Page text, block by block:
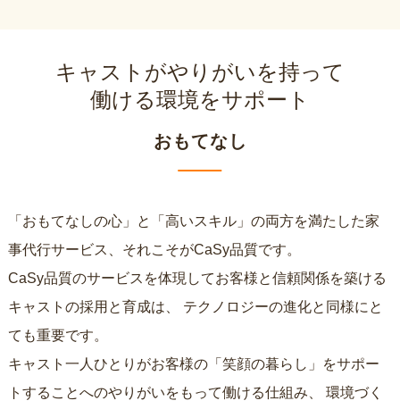
キャストがやりがいを持って
働ける環境をサポート
おもてなし
「おもてなしの心」と「高いスキル」の両方を満たした家
事代行サービス、それこそがCaSy品質です。
CaSy品質のサービスを体現してお客様と信頼関係を築ける
キャストの採用と育成は、
ても重要です。
キャスト一人ひとりがお客様の「笑顔の暮らし」をサポー
トすることへのやりがいをもって働ける仕組み、